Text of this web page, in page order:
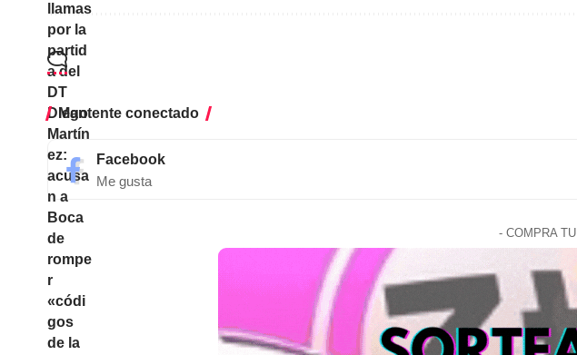
Mantente conectado
Facebook
Me gusta
- COMPRA